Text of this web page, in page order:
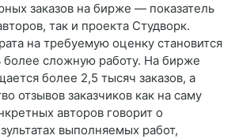
заказов на бирже — показатель
так и проекта Студворк.
на требуемую оценку становится
более сложную работу. На бирже
более 2,5 тысяч заказов, а
отзывов заказчиков как на саму
авторов говорит о
выполняемых работ,